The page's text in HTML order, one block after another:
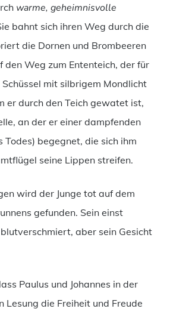
warme, geheimnisvolle
bahnt sich ihren Weg durch die
die Dornen und Brombeeren
den Weg zum Ententeich, der für
mit silbrigem Mondlicht
er durch den Teich gewatet ist,
an der er einer dampfenden
Todes) begegnet, die sich ihm
seine Lippen streifen.
wird der Junge tot auf dem
gefunden. Sein einst
aber sein Gesicht
Paulus und Johannes in der
Lesung die Freiheit und Freude